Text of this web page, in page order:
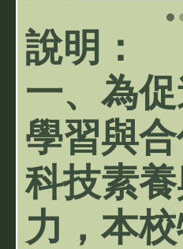
說明：
一、為
學習與
科技素
力，本